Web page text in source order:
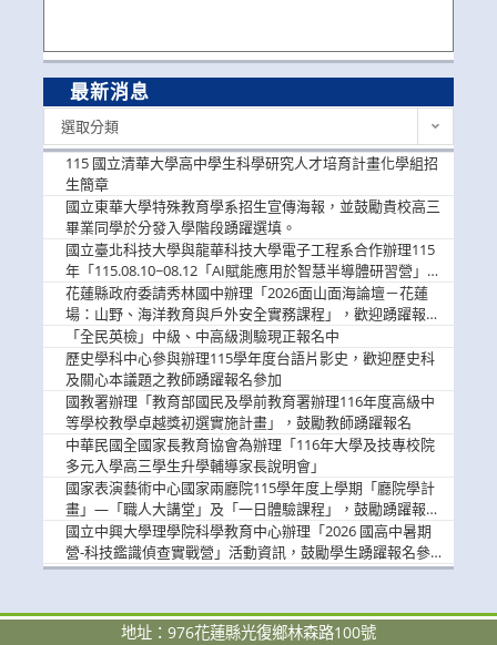
最新消息
選取分類
115 國立清華大學高中學生科學研究人才培育計畫化學組招
生簡章
國立東華大學特殊教育學系招生宣傳海報，並鼓勵貴校高三
畢業同學於分發入學階段踴躍選填。
國立臺北科技大學與龍華科技大學電子工程系合作辦理115
年「115.08.10~08.12「AI賦能應用於智慧半導體研習營」，
歡迎學生踴躍報名參加
花蓮縣政府委請秀林國中辦理「2026面山面海論壇－花蓮
場：山野、海洋教育與戶外安全實務課程」，歡迎踴躍報名
參加
「全民英檢」中級、中高級測驗現正報名中
歷史學科中心參與辦理115學年度台語片影史，歡迎歷史科
及關心本議題之教師踴躍報名參加
國教署辦理「教育部國民及學前教育署辦理116年度高級中
等學校教學卓越獎初選實施計畫」，鼓勵教師踴躍報名
中華民國全國家長教育協會為辦理「116年大學及技專校院
多元入學高三學生升學輔導家長說明會」
國家表演藝術中心國家兩廳院115學年度上學期「廳院學計
畫」—「職人大講堂」及「一日體驗課程」，鼓勵踴躍報名
參與。
國立中興大學理學院科學教育中心辦理「2026 國高中暑期
營-科技鑑識偵查實戰營」活動資訊，鼓勵學生踴躍報名參
加。
地址：976花蓮縣光復鄉林森路100號